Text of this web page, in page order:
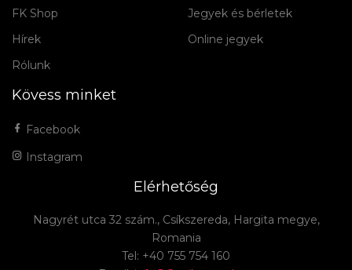
FK Shop
Hírek
Rólunk
Jegyek és bérletek
Online jegyek
Kövess minket
Facebook
Instagram
Elérhetőség
Nagyrét utca 32 szám., Csíkszereda, Hargita megye,
Romania
Tel: +40 755 754 160